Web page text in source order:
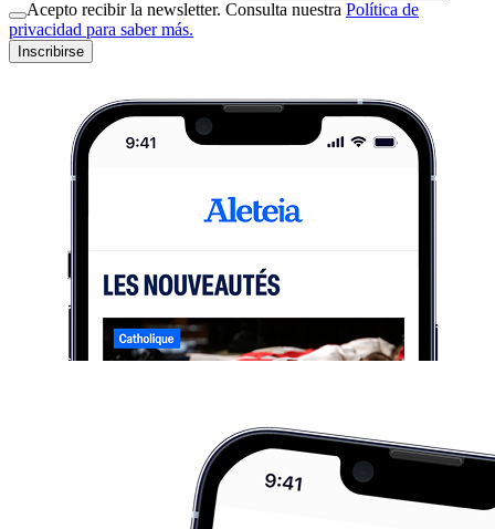
Acepto recibir la newsletter. Consulta nuestra Política de
privacidad para saber más.
Inscribirse